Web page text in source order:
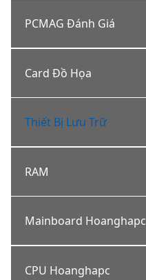
PCMAG Đánh Giá
Card Đồ Họa
Thiết Bị Lưu Trữ
RAM
Mainboard Hoanghapc
CPU Hoanghapc